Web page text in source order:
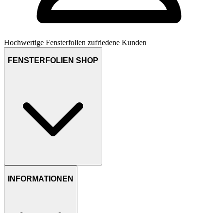
Hochwertige Fensterfolien zufriedene Kunden
FENSTERFOLIEN SHOP
INFORMATIONEN